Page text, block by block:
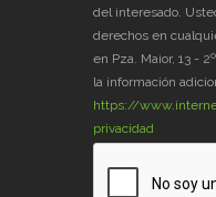
del interesado.
derechos en
en Pza. Maior, 13 -
la información
https://
privacidad